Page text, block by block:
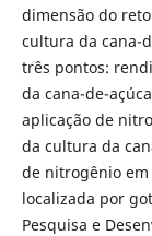
dimensão do
cultura da cana-
três pontos:
da cana-de-
aplicação de
da cultura da
de nitrogênio
localizada por
Pesquisa e